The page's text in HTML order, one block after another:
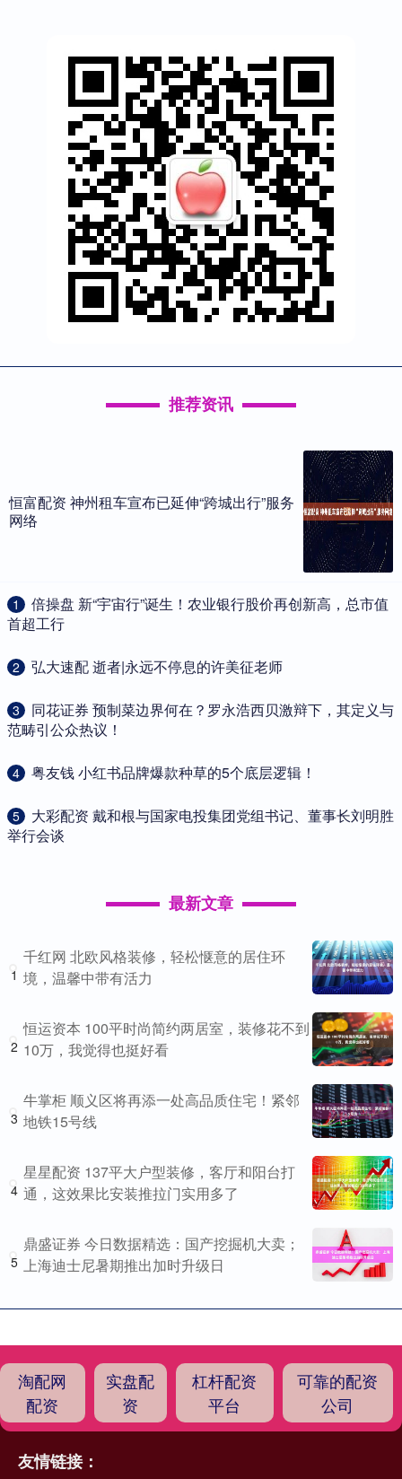
推荐资讯
恒富配资 神州租车宣布已延伸“跨城出行”服务
网络
1
​倍操盘 新“宇宙行”诞生！农业银行股价再创新高，总市值
首超工行
2 ​弘大速配 逝者|永远不停息的许美征老师
3
​同花证券 预制菜边界何在？罗永浩西贝激辩下，其定义与
范畴引公众热议！
4 ​粤友钱 小红书品牌爆款种草的5个底层逻辑！
5
​大彩配资 戴和根与国家电投集团党组书记、董事长刘明胜
举行会谈
最新文章
1
千红网 北欧风格装修，轻松惬意的居住环
境，温馨中带有活力
2
恒运资本 100平时尚简约两居室，装修花不到
10万，我觉得也挺好看
3
牛掌柜 顺义区将再添一处高品质住宅！紧邻
地铁15号线
4
星星配资 137平大户型装修，客厅和阳台打
通，这效果比安装推拉门实用多了
5
鼎盛证券 今日数据精选：国产挖掘机大卖；
上海迪士尼暑期推出加时升级日
淘配网
配资
实盘配
资
杠杆配资
平台
可靠的配资
公司
友情链接：